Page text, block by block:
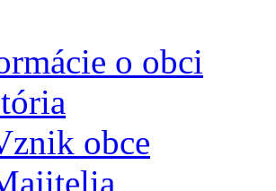
o obci
obce